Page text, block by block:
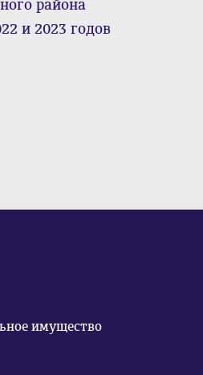
района
и 2023 годов
имущество